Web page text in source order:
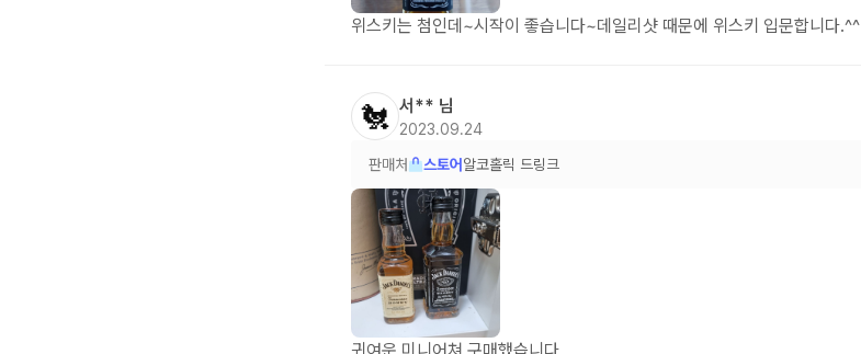
위스키는 첨인데~시작이 좋습니다~데일리샷 때문에 위스키 입문합니다.^^
🐔 서** 님
2023.09.24
판매처 스토어 알코홀릭 드링크